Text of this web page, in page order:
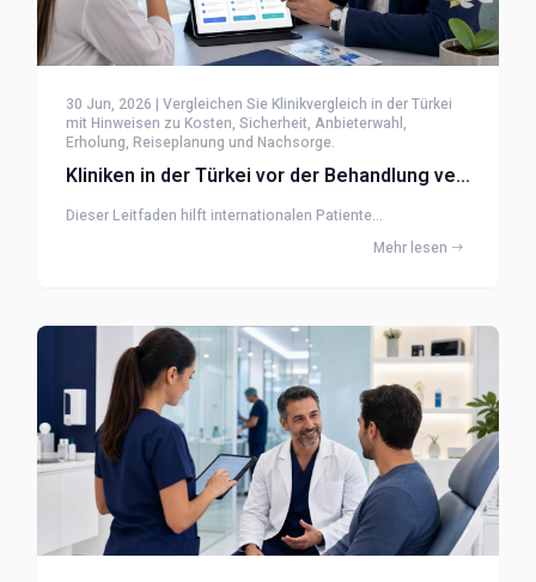
30 Jun, 2026 | Vergleichen Sie Klinikvergleich in der Türkei
mit Hinweisen zu Kosten, Sicherheit, Anbieterwahl,
Erholung, Reiseplanung und Nachsorge.
Kliniken in der Türkei vor der Behandlung vergleichen
Dieser Leitfaden hilft internationalen Patiente...
Mehr lesen